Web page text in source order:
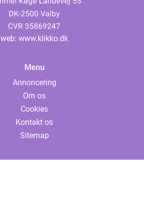
web: www.klikko.dk
Menu
Annoncering
Om os
Cookies
Kontakt os
Sitemap